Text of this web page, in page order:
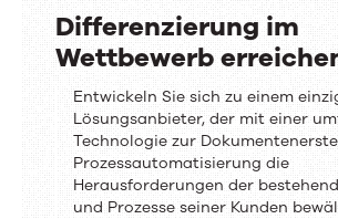
Differenzierung im
Wettbewerb
Differenzierung
im
Wettbewerb
erreichen
Entwickeln Sie sich zu einem
Lösungsanbieter, der mit einer
Technologie zur
Prozessautomatisierung die
Herausforderungen der
und Prozesse seiner Kunden